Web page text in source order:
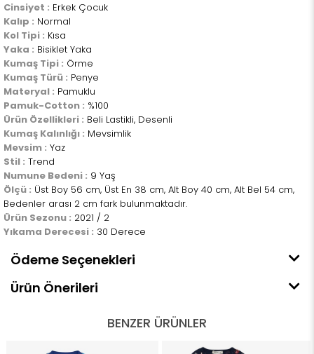
Cinsiyet : Erkek Çocuk
Kalıp : Normal
Kol Tipi : Kısa
Yaka : Bisiklet Yaka
Kumaş Tipi : Örme
Kumaş Türü : Penye
Materyal : Pamuklu
Pamuk-Cotton : %100
Ürün Özellikleri : Beli Lastikli, Desenli
Kumaş Kalınlığı : Mevsimlik
Mevsim : Yaz
Stil : Trend
Numune Bedeni : 9 Yaş
Ölçü : Üst Boy 56 cm, Üst En 38 cm, Alt Boy 40 cm, Alt Bel 54 cm,
Bedenler arası 2 cm fark bulunmaktadır.
Ürün Sezonu : 2021 / 2
Yıkama Derecesi : 30 Derece
Ödeme Seçenekleri
Ürün Önerileri
BENZER ÜRÜNLER